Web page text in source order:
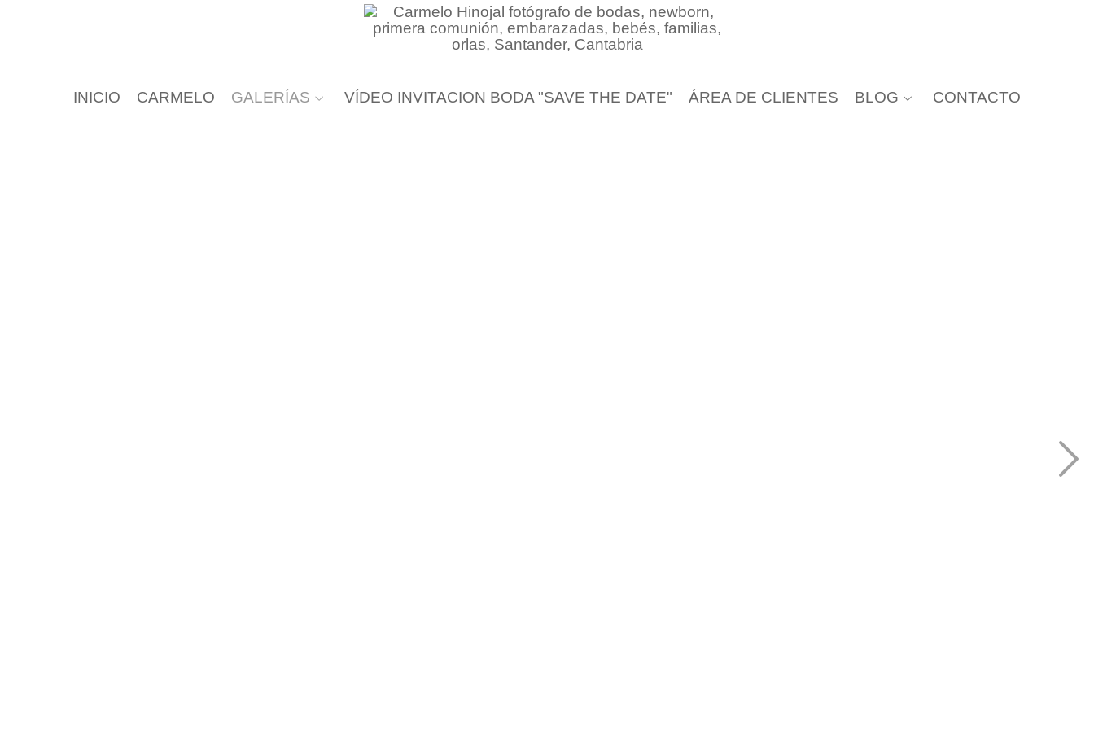
INICIO CARMELO GALERÍAS VÍDEO INVITACION BODA "SAVE THE DATE" ÁREA DE CLIENTES BLOG CONTACTO